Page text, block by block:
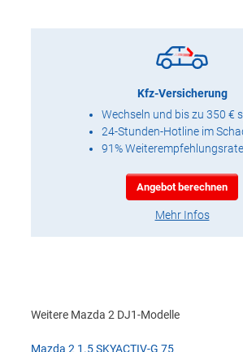
Kfz-Versicherung
Wechseln und bis zu 350 €
24-Stunden-Hotline im
91% Weiterempfehlungsrate
Angebot berechnen
Mehr Infos
Weitere Mazda 2 DJ1-Modelle
Mazda 2 1.5 SKYACTIV-G 75